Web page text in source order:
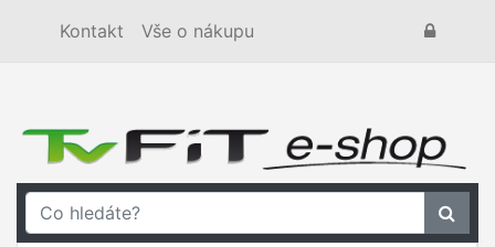
Kontakt Vše o nákupu